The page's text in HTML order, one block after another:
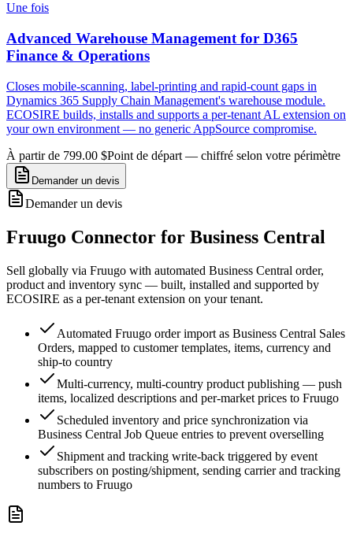
Une fois
Advanced Warehouse Management for D365
Finance & Operations
Closes mobile-scanning, label-printing and rapid-count gaps in
Dynamics 365 Supply Chain Management's warehouse module.
ECOSIRE builds, installs and supports a per-tenant AL extension on
your own environment — no generic AppSource compromise.
À partir de 799.00 $Point de départ — chiffré selon votre périmètre
Demander un devis
Demander un devis
Fruugo Connector for Business Central
Sell globally via Fruugo with automated Business Central order,
product and inventory sync — built, installed and supported by
ECOSIRE as a per-tenant extension on your tenant.
Automated Fruugo order import as Business Central Sales
Orders, mapped to customer templates, items, currency and
ship-to country
Multi-currency, multi-country product publishing — push
items, localized descriptions and per-market prices to Fruugo
Scheduled inventory and price synchronization via
Business Central Job Queue entries to prevent overselling
Shipment and tracking write-back triggered by event
subscribers on posting/shipment, sending carrier and tracking
numbers to Fruugo